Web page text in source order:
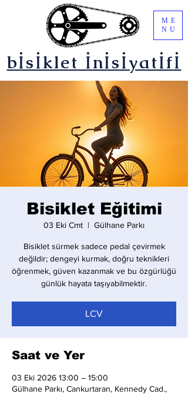
bİsİklet İnİsİyatİfİ
ME
NU
Bisiklet Eğitimi
03 Eki Cmt
  |
Gülhane Parkı
Bisiklet sürmek sadece pedal çevirmek
değildir; dengeyi kurmak, doğru teknikleri
öğrenmek, güven kazanmak ve bu özgürlüğü
günlük hayata taşıyabilmektir.
LCV
Saat ve Yer
03 Eki 2026 13:00 – 15:00
Gülhane Parkı, Cankurtaran, Kennedy Cad.,